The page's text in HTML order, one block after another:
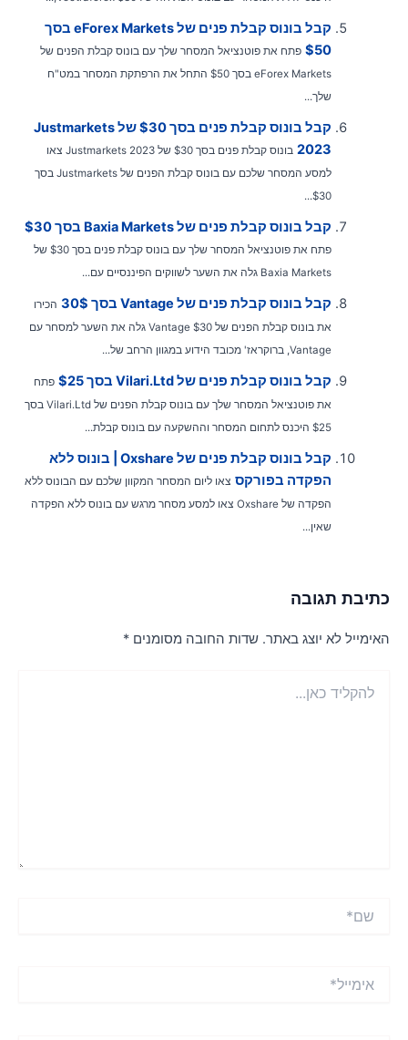
קבל בונוס קבלת פנים של eForex Markets בסך
$50 פתח את פוטנציאל המסחר שלך עם בונוס קבלת הפנים של
eForex Markets בסך $50 התחל את הרפתקת המסחר במט"ח
שלך...
קבל בונוס קבלת פנים בסך $30 של Justmarkets
2023
בונוס קבלת פנים בסך $30 של Justmarkets 2023 צאו
למסע המסחר שלכם עם בונוס קבלת הפנים של Justmarkets בסך
קבל בונוס קבלת פנים של Baxia Markets בסך $30
פתח את פוטנציאל המסחר שלך עם בונוס קבלת פנים בסך $30 של
Baxia Markets גלה את השער לשווקים הפיננסיים עם...
קבל בונוס קבלת פנים של Vantage בסך 30$
הכירו
את בונוס קבלת הפנים של Vantage $30 גלה את השער למסחר עם
Vantage, ברוקראז' מכובד הידוע במגוון הרחב של...
קבל בונוס קבלת פנים של Vilari.Ltd בסך $25
פתח
את פוטנציאל המסחר שלך עם בונוס קבלת הפנים של Vilari.Ltd בסך
קבל בונוס קבלת פנים של Oxshare | בונוס ללא
הפקדה בפורקס צאו ליום המסחר המקוון שלכם עם הבונוס ללא
הפקדה של Oxshare צאו למסע מסחר מרגש עם בונוס ללא הפקדה
שאין...
תגובה
לא יוצג באתר. שדות החובה מסומנים*